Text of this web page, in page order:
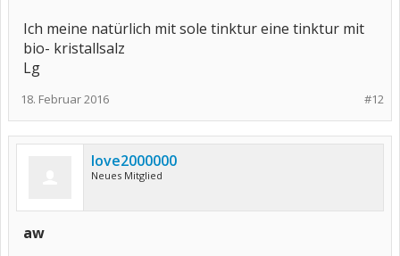
Ich meine natürlich mit sole tinktur eine tinktur mit
bio- kristallsalz
Lg
#12
18. Februar 2016
love2000000
Neues Mitglied
aw